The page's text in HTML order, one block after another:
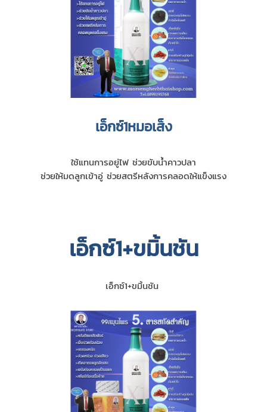
เอ็กซ์1หมอเส็ง
ใช้แทนการอยู่ไฟ ช่วยขับนํ้าคาวปลา
ช่วยให้มดลูกเข้าอู่ ช่วยสตรีหลังการคลอดให้แข็งแรง
เอ็กซ์1+ขมิ้นชัน
เอ็กซ์1+ขมิ้นชัน